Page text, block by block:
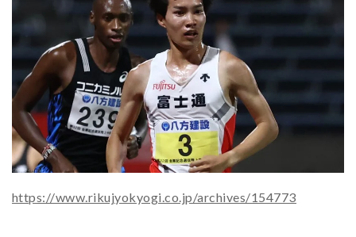
https://www.rikujyokyogi.co.jp/archives/154773